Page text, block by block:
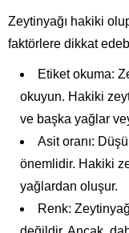
Zeytinyağı hakiki
faktörlere dikkat
Etiket okuma:
okuyun. Hakiki
ve başka yağlar
Asit oranı:
önemlidir. Hakiki
yağlardan oluşur.
Renk: